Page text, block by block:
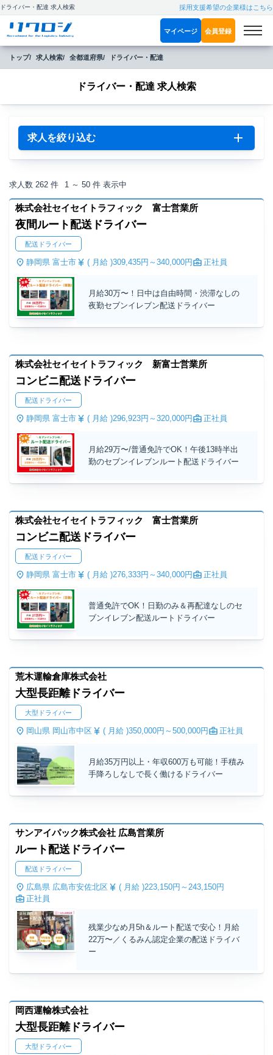
ドライバー・配達 求人検索 採用支援希望の企業様はこちら
マイページ 会員登録
トップ 求人検索 全都道府県 ドライバー・配達
ドライバー・配達 求人検索
求人を絞り込む
求人数 262 件 1 ～ 50 件 表示中
株式会社セイセイトラフィック 富士営業所
夜間ルート配送ドライバー
配送ドライバー
静岡県 富士市 ( 月給 )309,435円～ 340,000円 正社員
月給30万〜！日中は自由時間・渋滞なしの
夜勤セブンイレブン配送ドライバー
株式会社セイセイトラフィック 新富士営業所
コンビニ配送ドライバー
配送ドライバー
静岡県 富士市 ( 月給 )296,923円～ 320,000円 正社員
月給29万〜/普通免許でOK！午後13時半出
勤のセブンイレブンルート配送ドライバー
株式会社セイセイトラフィック 富士営業所
コンビニ配送ドライバー
配送ドライバー
静岡県 富士市 ( 月給 )276,333円～ 340,000円 正社員
普通免許でOK！日勤のみ＆再配達なしのセ
ブンイレブン配送ルートドライバー
荒木運輸倉庫株式会社
大型長距離ドライバー
大型ドライバー
岡山県 岡山市中区 ( 月給 )350,000円～ 500,000円 正社員
月給35万円以上・年収600万も可能！手積み
手降ろしなしで長く働けるドライバー
サンアイパック株式会社 広島営業所
ルート配送ドライバー
配送ドライバー
広島県 広島市安佐北区 ( 月給 )223,150円～ 243,150円
正社員
残業少なめ月5h＆ルート配送で安心！月給
22万〜／くるみん認定企業の配送ドライバ
ー
岡西運輸株式会社
大型長距離ドライバー
大型ドライバー